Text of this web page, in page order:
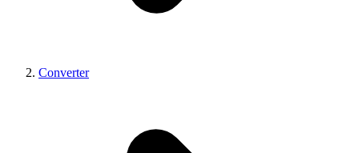
Converter